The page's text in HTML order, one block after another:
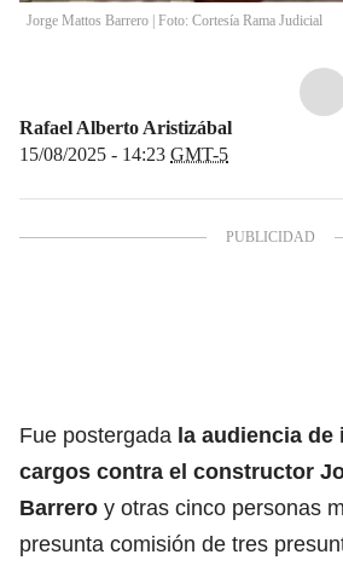
Jorge Mattos Barrero | Foto: Cortesía Rama Judicial
Rafael Alberto Aristizábal
15/08/2025 - 14:23 GMT-5
Fue postergada la audiencia de
cargos contra el constructor
Barrero y otras cinco personas
presunta comisión de tres